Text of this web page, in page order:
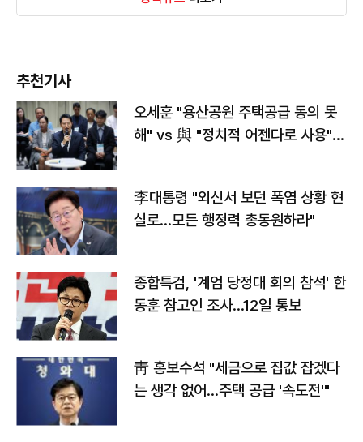
추천기사
오세훈 "용산공원 주택공급 동의 못
해" vs 與 "정치적 어젠다로 사용"
李대통령 "외신서 보던 폭염 상황 현
실로…모든 행정력 총동원하라"
종합특검, '계엄 당정대 회의 참석' 한
동훈 참고인 조사...12일 통보
靑 홍보수석 "세금으로 집값 잡겠다
는 생각 없어…주택 공급 '속도전'"